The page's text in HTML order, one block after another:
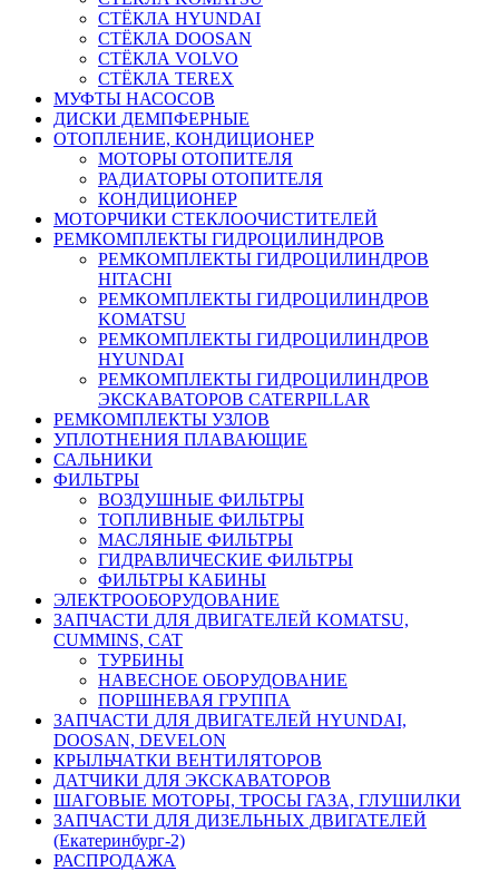
СТЁКЛА HYUNDAI
СТЁКЛА DOOSAN
СТЁКЛА VOLVO
СТЁКЛА TEREX
МУФТЫ НАСОСОВ
ДИСКИ ДЕМПФЕРНЫЕ
ОТОПЛЕНИЕ, КОНДИЦИОНЕР
МОТОРЫ ОТОПИТЕЛЯ
РАДИАТОРЫ ОТОПИТЕЛЯ
КОНДИЦИОНЕР
МОТОРЧИКИ СТЕКЛООЧИСТИТЕЛЕЙ
РЕМКОМПЛЕКТЫ ГИДРОЦИЛИНДРОВ
РЕМКОМПЛЕКТЫ ГИДРОЦИЛИНДРОВ
HITACHI
РЕМКОМПЛЕКТЫ ГИДРОЦИЛИНДРОВ
KOMATSU
РЕМКОМПЛЕКТЫ ГИДРОЦИЛИНДРОВ
HYUNDAI
РЕМКОМПЛЕКТЫ ГИДРОЦИЛИНДРОВ
ЭКСКАВАТОРОВ CATERPILLAR
РЕМКОМПЛЕКТЫ УЗЛОВ
УПЛОТНЕНИЯ ПЛАВАЮЩИЕ
САЛЬНИКИ
ФИЛЬТРЫ
ВОЗДУШНЫЕ ФИЛЬТРЫ
ТОПЛИВНЫЕ ФИЛЬТРЫ
МАСЛЯНЫЕ ФИЛЬТРЫ
ГИДРАВЛИЧЕСКИЕ ФИЛЬТРЫ
ФИЛЬТРЫ КАБИНЫ
ЭЛЕКТРООБОРУДОВАНИЕ
ЗАПЧАСТИ ДЛЯ ДВИГАТЕЛЕЙ KOMATSU,
CUMMINS, CAT
ТУРБИНЫ
НАВЕСНОЕ ОБОРУДОВАНИЕ
ПОРШНЕВАЯ ГРУППА
ЗАПЧАСТИ ДЛЯ ДВИГАТЕЛЕЙ HYUNDAI,
DOOSAN, DEVELON
КРЫЛЬЧАТКИ ВЕНТИЛЯТОРОВ
ДАТЧИКИ ДЛЯ ЭКСКАВАТОРОВ
ШАГОВЫЕ МОТОРЫ, ТРОСЫ ГАЗА, ГЛУШИЛКИ
ЗАПЧАСТИ ДЛЯ ДИЗЕЛЬНЫХ ДВИГАТЕЛЕЙ
(Екатеринбург-2)
РАСПРОДАЖА